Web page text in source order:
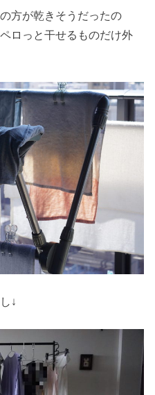
方が乾きそうだったの
ロっと干せるものだけ外
↓